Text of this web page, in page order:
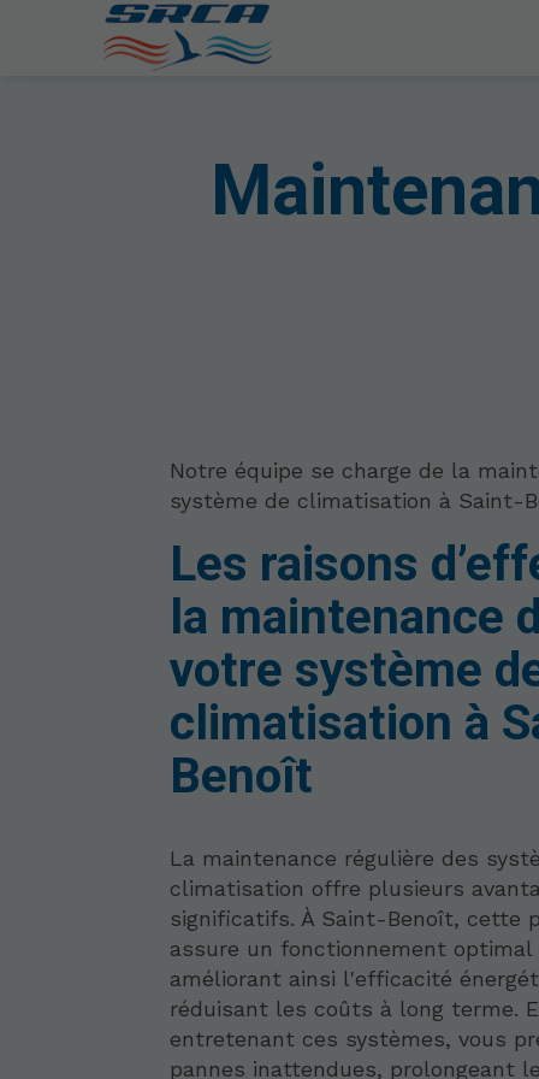
Notre équipe se charge de la
système de climatisation à Saint-
Les raisons
la maintenance
votre système
climatisation à
Benoît
La maintenance régulière des
climatisation offre plusieurs
significatifs. À Saint-Benoît, cette
assure un fonctionnement optimal
améliorant ainsi l'efficacité
réduisant les coûts à long terme.
entretenant ces systèmes, vous
pannes inattendues, prolongeant